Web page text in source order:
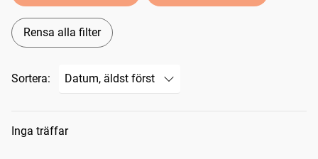
Rensa alla filter
Sortera:
Sökresultat
Inga träffar